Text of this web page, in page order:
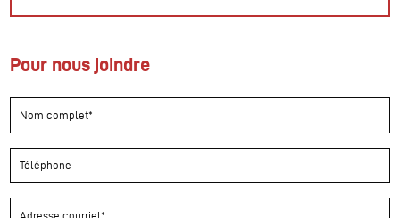
Pour nous joindre